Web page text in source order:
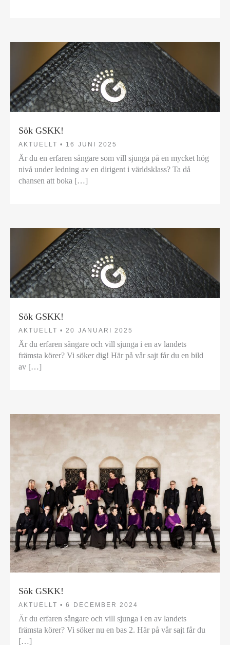
Sök GSKK!
AKTUELLT • 16 JUNI 2025
Är du en erfaren sångare som vill sjunga på en mycket hög
nivå under ledning av en dirigent i världsklass? Ta då
chansen att boka […]
Sök GSKK!
AKTUELLT • 20 JANUARI 2025
Är du erfaren sångare och vill sjunga i en av landets
främsta körer? Vi söker dig! Här på vår sajt får du en bild
av […]
Sök GSKK!
AKTUELLT • 6 DECEMBER 2024
Är du erfaren sångare och vill sjunga i en av landets
främsta körer? Vi söker nu en bas 2. Här på vår sajt får du
[…]